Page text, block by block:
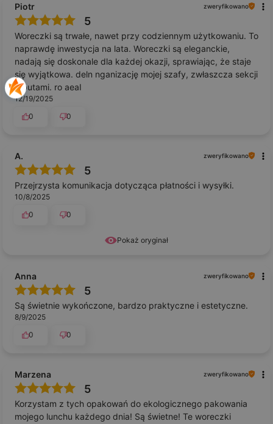
Piotr zweryfikowano
5
Woreczki są trwałe, nawet przy codziennym użytkowaniu. To
naprawdę inwestycja na lata. Woreczki są eleganckie,
nadają się doskonale dla każdej okazji, sprawiając, że staje
się wyjątkowa. deln nganizację mojej szafy, zwłaszcza sekcji
z butami. ro aeaI
12/19/2025
0
0
Pokaż oryginał
A. zweryfikowano
5
Przejrzysta komunikacja dotycząca płatności i wysyłki.
10/8/2025
0
0
Anna zweryfikowano
5
Są świetnie wykończone, bardzo praktyczne i estetyczne.
8/9/2025
0
0
Marzena zweryfikowano
5
Korzystam z tych opakowań do ekologicznego pakowania
mojego lunchu każdego dnia! Są świetne! Te woreczki